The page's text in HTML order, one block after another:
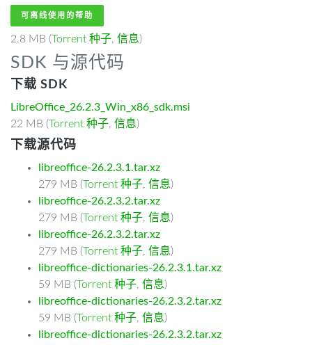
可离线使用的帮助
2.8 MB (Torrent 种子, 信息)
SDK 与源代码
下载 SDK
LibreOffice_26.2.3_Win_x86_sdk.msi
22 MB (Torrent 种子, 信息)
下载源代码
libreoffice-26.2.3.1.tar.xz
279 MB (Torrent 种子, 信息)
libreoffice-26.2.3.2.tar.xz
279 MB (Torrent 种子, 信息)
libreoffice-26.2.3.2.tar.xz
279 MB (Torrent 种子, 信息)
libreoffice-dictionaries-26.2.3.1.tar.xz
59 MB (Torrent 种子, 信息)
libreoffice-dictionaries-26.2.3.2.tar.xz
59 MB (Torrent 种子, 信息)
libreoffice-dictionaries-26.2.3.2.tar.xz